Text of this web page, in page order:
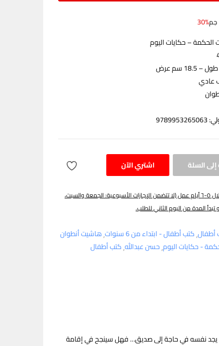
جم30%
الحكمة – حكايات اليوم
عادي
السلة اشتري الآن
يتم توصيل الطلب خلال ٥-٦ أيام عمل (لا تتضمن الإجازات الأسبوعية: الجمعة والسبت،
تبدأ المدة من اليوم الثاني للطلب.
أطفال كتب أطفال - ابتداء من 6 سنوات
هاشيت أنطوان
- حكايات اليوم حسن عبدالله كتب أطفال
يجد نفسه في حاجة إلى صديق… فهل سينجح في إقامة